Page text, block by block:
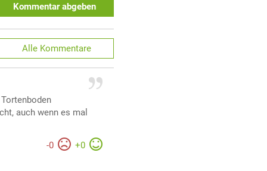
Kommentar abgeben
Alle Kommentare
auch wenn es mal
-0 +0